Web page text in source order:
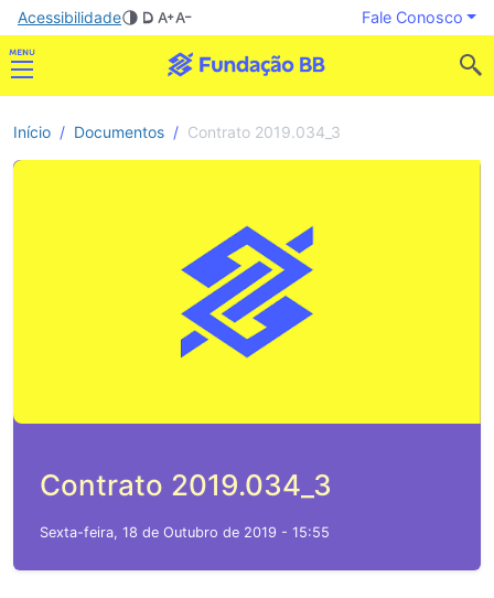
Acessibilidade Fale Conosco
Início Documentos Contrato 2019.034_3
Contrato 2019.034_3
Sexta-feira, 18 de Outubro de 2019 - 15:55